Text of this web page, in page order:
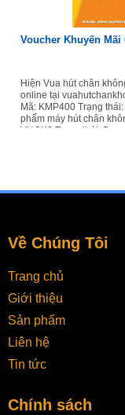
Voucher Khuyến Mãi
Hiện Vua hút chân
online tại
Mã: KMP400 Trạng
phẩm máy hút chân
VHCK2 Trạng thái:
10,000₫...
Về Chúng Tôi
Trang chủ
Giới thiệu
Sản phẩm
Liên hệ
Tin tức
Chính sách